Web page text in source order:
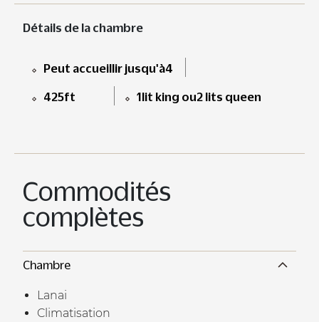
Détails de la chambre
Peut accueillir jusqu'à4
425ft 1lit king ou2 lits queen
Commodités
complètes
Chambre
Lanai
Climatisation